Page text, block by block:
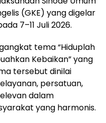
(GKE) yang digelar
7–11 Juli 2026.
tema “Hiduplah
Kebaikan” yang
tersebut dinilai
persatuan,
dalam
yang harmonis.